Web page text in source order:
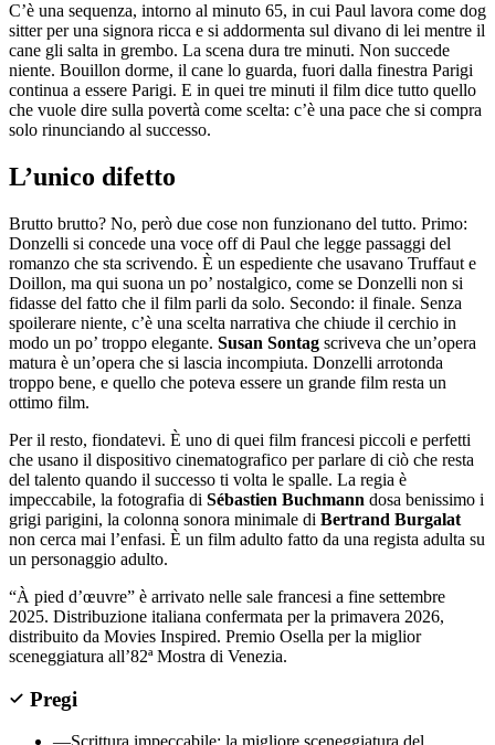
C’è una sequenza, intorno al minuto 65, in cui Paul lavora come dog
sitter per una signora ricca e si addormenta sul divano di lei mentre il
cane gli salta in grembo. La scena dura tre minuti. Non succede
niente. Bouillon dorme, il cane lo guarda, fuori dalla finestra Parigi
continua a essere Parigi. E in quei tre minuti il film dice tutto quello
che vuole dire sulla povertà come scelta: c’è una pace che si compra
solo rinunciando al successo.
L’unico difetto
Brutto brutto? No, però due cose non funzionano del tutto. Primo:
Donzelli si concede una voce off di Paul che legge passaggi del
romanzo che sta scrivendo. È un espediente che usavano Truffaut e
Doillon, ma qui suona un po’ nostalgico, come se Donzelli non si
fidasse del fatto che il film parli da solo. Secondo: il finale. Senza
spoilerare niente, c’è una scelta narrativa che chiude il cerchio in
modo un po’ troppo elegante. Susan Sontag scriveva che un’opera
matura è un’opera che si lascia incompiuta. Donzelli arrotonda
troppo bene, e quello che poteva essere un grande film resta un
ottimo film.
Per il resto, fiondatevi. È uno di quei film francesi piccoli e perfetti
che usano il dispositivo cinematografico per parlare di ciò che resta
del talento quando il successo ti volta le spalle. La regia è
impeccabile, la fotografia di Sébastien Buchmann dosa benissimo i
grigi parigini, la colonna sonora minimale di Bertrand Burgalat
non cerca mai l’enfasi. È un film adulto fatto da una regista adulta su
un personaggio adulto.
“À pied d’œuvre” è arrivato nelle sale francesi a fine settembre
2025. Distribuzione italiana confermata per la primavera 2026,
distribuito da Movies Inspired. Premio Osella per la miglior
sceneggiatura all’82ª Mostra di Venezia.
Pregi